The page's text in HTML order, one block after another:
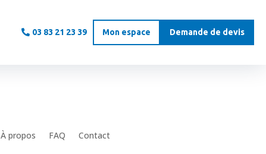
03 83 21 23 39 Mon espace Demande de devis
À propos FAQ Contact